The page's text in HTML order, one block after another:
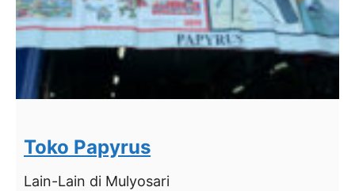
Toko Papyrus
Lain-Lain di Mulyosari